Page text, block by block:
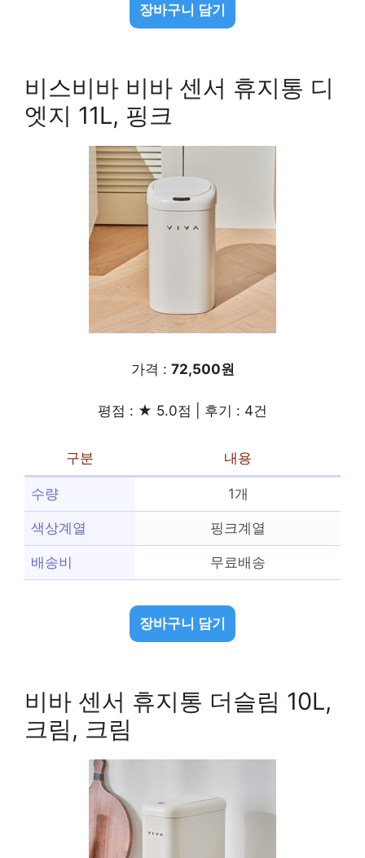
장바구니 담기
비스비바 비바 센서 휴지통 디
엣지 11L, 핑크
가격 : 72,500원
평점 : ★ 5.0점 | 후기 : 4건
구분 내용
수량 1개
색상계열 핑크계열
배송비 무료배송
장바구니 담기
비바 센서 휴지통 더슬림 10L,
크림, 크림